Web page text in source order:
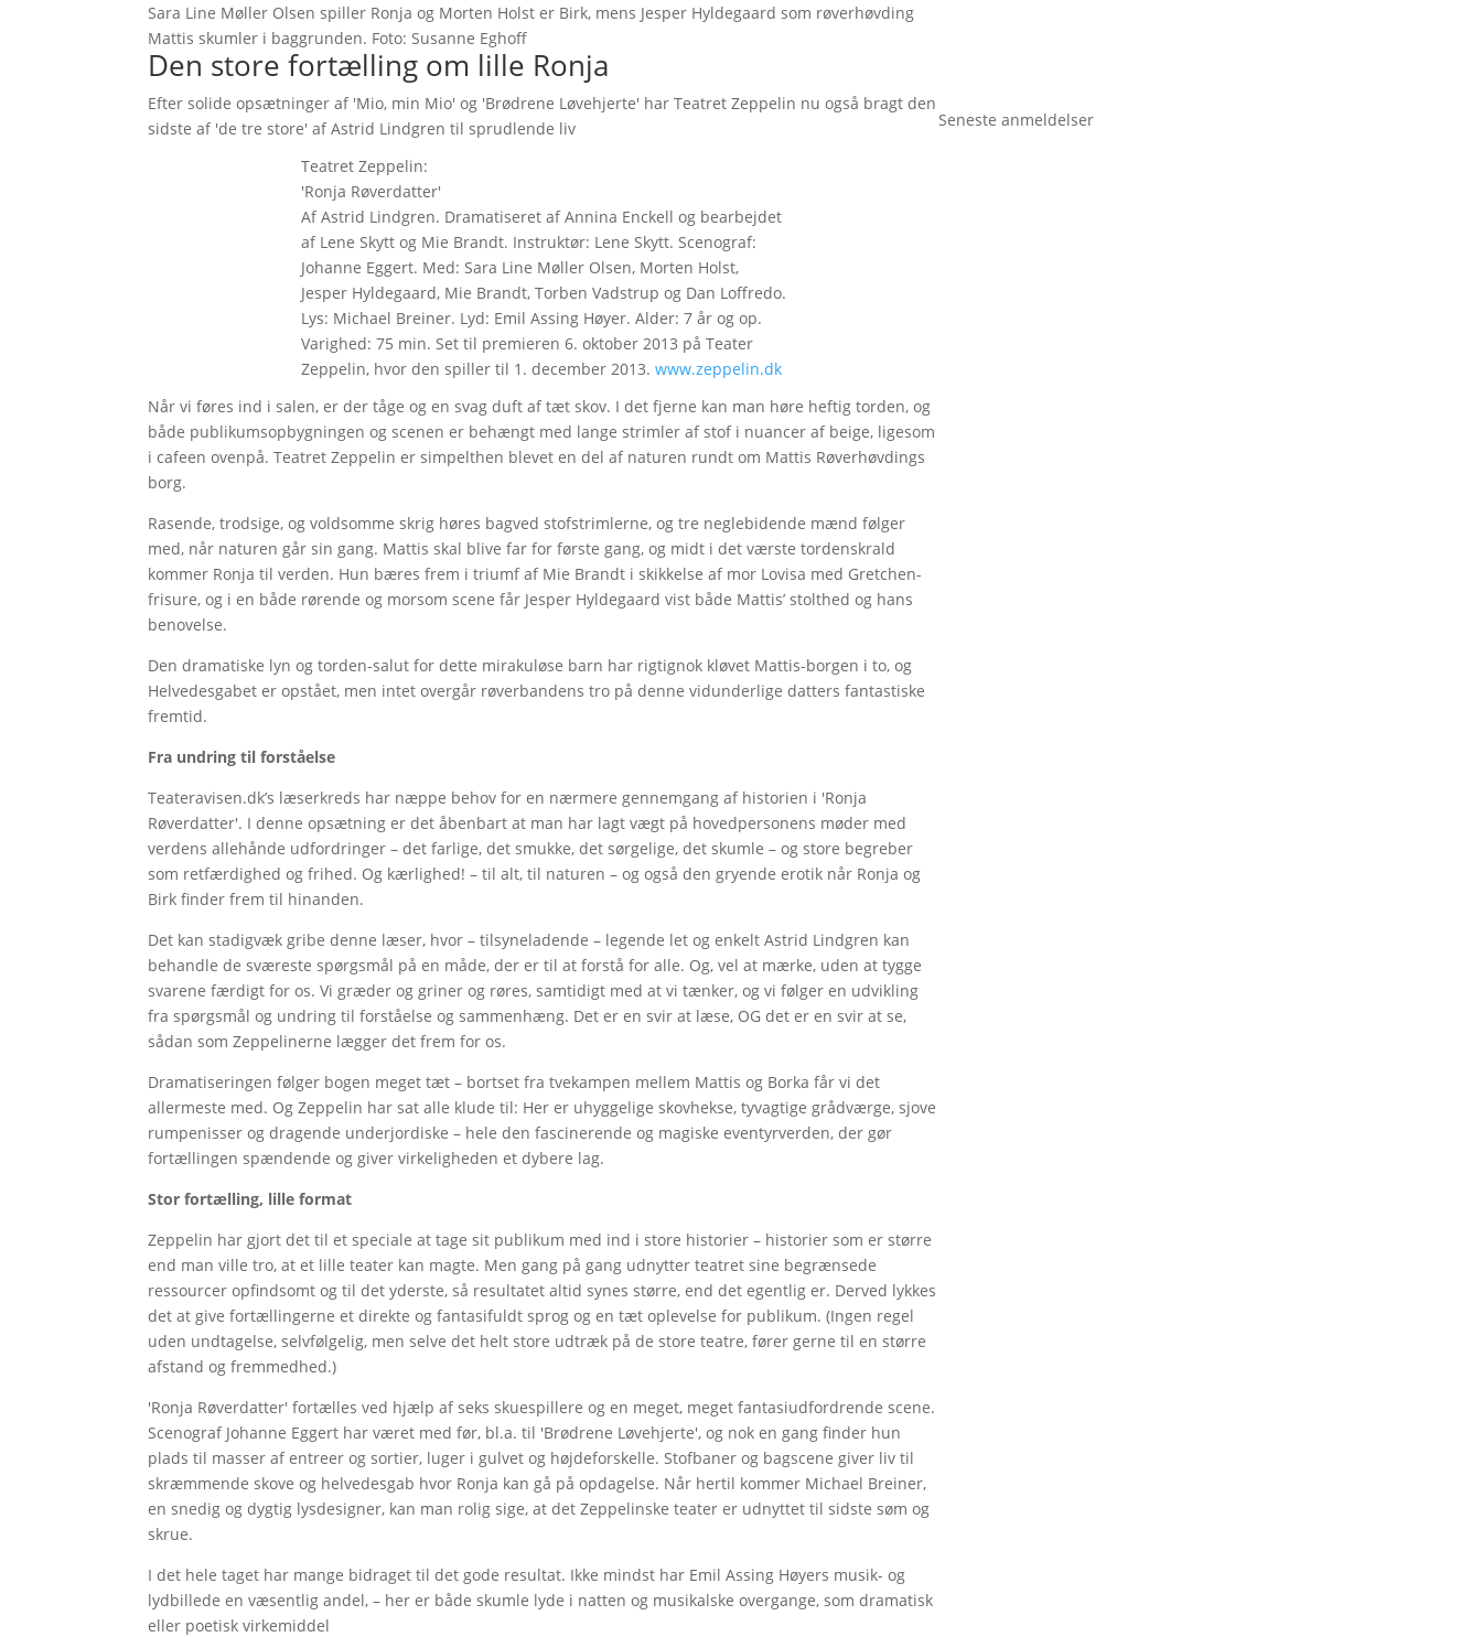
Sara Line Møller Olsen spiller Ronja og Morten Holst er Birk, mens Jesper Hyldegaard som røverhøvding
Mattis skumler i baggrunden. Foto: Susanne Eghoff
Den store fortælling om lille Ronja
Efter solide opsætninger af 'Mio, min Mio' og 'Brødrene Løvehjerte' har Teatret Zeppelin nu også bragt den
sidste af 'de tre store' af Astrid Lindgren til sprudlende liv
Teatret Zeppelin:
'Ronja Røverdatter'
Af Astrid Lindgren. Dramatiseret af Annina Enckell og bearbejdet
af Lene Skytt og Mie Brandt. Instruktør: Lene Skytt. Scenograf:
Johanne Eggert. Med: Sara Line Møller Olsen, Morten Holst,
Jesper Hyldegaard, Mie Brandt, Torben Vadstrup og Dan Loffredo.
Lys: Michael Breiner. Lyd: Emil Assing Høyer. Alder: 7 år og op.
Varighed: 75 min. Set til premieren 6. oktober 2013 på Teater
Zeppelin, hvor den spiller til 1. december 2013. www.zeppelin.dk
Når vi føres ind i salen, er der tåge og en svag duft af tæt skov. I det fjerne kan man høre heftig torden, og
både publikumsopbygningen og scenen er behængt med lange strimler af stof i nuancer af beige, ligesom
i cafeen ovenpå. Teatret Zeppelin er simpelthen blevet en del af naturen rundt om Mattis Røverhøvdings
borg.
Rasende, trodsige, og voldsomme skrig høres bagved stofstrimlerne, og tre neglebidende mænd følger
med, når naturen går sin gang. Mattis skal blive far for første gang, og midt i det værste tordenskrald
kommer Ronja til verden. Hun bæres frem i triumf af Mie Brandt i skikkelse af mor Lovisa med Gretchen-
frisure, og i en både rørende og morsom scene får Jesper Hyldegaard vist både Mattis’ stolthed og hans
benovelse.
Den dramatiske lyn og torden-salut for dette mirakuløse barn har rigtignok kløvet Mattis-borgen i to, og
Helvedesgabet er opstået, men intet overgår røverbandens tro på denne vidunderlige datters fantastiske
fremtid.
Fra undring til forståelse
Teateravisen.dk’s læserkreds har næppe behov for en nærmere gennemgang af historien i 'Ronja
Røverdatter'. I denne opsætning er det åbenbart at man har lagt vægt på hovedpersonens møder med
verdens allehånde udfordringer – det farlige, det smukke, det sørgelige, det skumle – og store begreber
som retfærdighed og frihed. Og kærlighed! – til alt, til naturen – og også den gryende erotik når Ronja og
Birk finder frem til hinanden.
Det kan stadigvæk gribe denne læser, hvor – tilsyneladende – legende let og enkelt Astrid Lindgren kan
behandle de sværeste spørgsmål på en måde, der er til at forstå for alle. Og, vel at mærke, uden at tygge
svarene færdigt for os. Vi græder og griner og røres, samtidigt med at vi tænker, og vi følger en udvikling
fra spørgsmål og undring til forståelse og sammenhæng. Det er en svir at læse, OG det er en svir at se,
sådan som Zeppelinerne lægger det frem for os.
Dramatiseringen følger bogen meget tæt – bortset fra tvekampen mellem Mattis og Borka får vi det
allermeste med. Og Zeppelin har sat alle klude til: Her er uhyggelige skovhekse, tyvagtige grådværge, sjove
rumpenisser og dragende underjordiske – hele den fascinerende og magiske eventyrverden, der gør
fortællingen spændende og giver virkeligheden et dybere lag.
Stor fortælling, lille format
Zeppelin har gjort det til et speciale at tage sit publikum med ind i store historier – historier som er større
end man ville tro, at et lille teater kan magte. Men gang på gang udnytter teatret sine begrænsede
ressourcer opfindsomt og til det yderste, så resultatet altid synes større, end det egentlig er. Derved lykkes
det at give fortællingerne et direkte og fantasifuldt sprog og en tæt oplevelse for publikum. (Ingen regel
uden undtagelse, selvfølgelig, men selve det helt store udtræk på de store teatre, fører gerne til en større
afstand og fremmedhed.)
'Ronja Røverdatter' fortælles ved hjælp af seks skuespillere og en meget, meget fantasiudfordrende scene.
Scenograf Johanne Eggert har været med før, bl.a. til 'Brødrene Løvehjerte', og nok en gang finder hun
plads til masser af entreer og sortier, luger i gulvet og højdeforskelle. Stofbaner og bagscene giver liv til
skræmmende skove og helvedesgab hvor Ronja kan gå på opdagelse. Når hertil kommer Michael Breiner,
en snedig og dygtig lysdesigner, kan man rolig sige, at det Zeppelinske teater er udnyttet til sidste søm og
skrue.
I det hele taget har mange bidraget til det gode resultat. Ikke mindst har Emil Assing Høyers musik- og
lydbillede en væsentlig andel, – her er både skumle lyde i natten og musikalske overgange, som dramatisk
eller poetisk virkemiddel
Seneste anmeldelser